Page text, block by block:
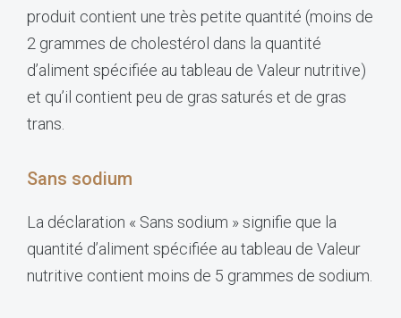
produit contient une très petite quantité (moins de
2 grammes de cholestérol dans la quantité
d’aliment spécifiée au tableau de Valeur nutritive)
et qu’il contient peu de gras saturés et de gras
trans.
Sans sodium
La déclaration « Sans sodium » signifie que la
quantité d’aliment spécifiée au tableau de Valeur
nutritive contient moins de 5 grammes de sodium.